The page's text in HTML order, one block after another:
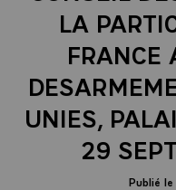
LA
FRANCE
UNIES,
29
Publié